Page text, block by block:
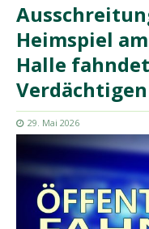
Heimspiel
Halle
Verdächtigen
29. Mai 2026